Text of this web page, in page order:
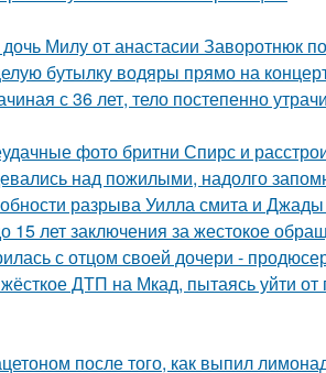
Милу от анастасии Заворотнюк
бутылку водяры прямо на
с 36 лет, тело постепенно
фото бритни Спирс и
над пожилыми, надолго
разрыва Уилла смита и Джады
лет заключения за жестокое
с отцом своей дочери -
ДТП на Мкад, пытаясь уйти
после того, как выпил